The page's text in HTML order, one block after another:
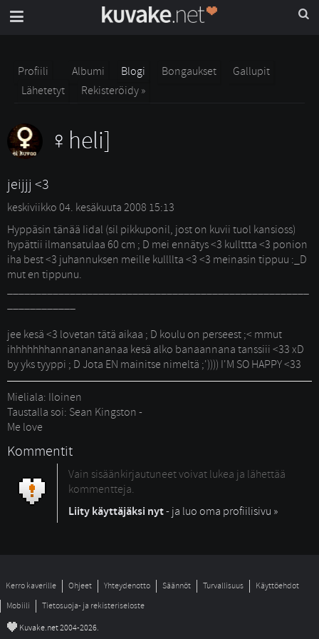
Profiili Albumi Blogi Bongaukset
Gallupit
Lähetetyt
Rekisteröidy »
heli]
jeijjj <3
keskiviikko 04. kesäkuuta 2008 15:13
Hyppäsin tänää Iidal (sil pikkuponil, jost on kuvii tuol kansioss)
hypättii ilmansatulaa 60 cm ; D mei ennätys <3 kullttta <3 ponion
iha best <3 juhannuksen meille kullllta <3 <3 meinasin tippuu :_D
mut en tippunu.
jee kesä <3 lovetan tätä aikaa ; D koulu on perseest ;< mmut
ihhhhhhhannananananaa kesä alko banaannana tanssiii <33 xD
by yks tyyppi ; D Jota EN mainitse nimeltä ;')))) I'M SO HAPPY <33
Mieliala: Iloinen
Taustalla soi: Sean Kingston -
Me love
Kommentit
Vain sisäänkirjautuneet voivat lukea ja lähettää
kommentteja.
Liity käyttäjäksi nyt- ja luo oma profiilisivu »
Kerro kaverille Ohjeet Yhteydenotto Säännöt Turvallisuus
Käyttöehdot
Mobiili
Tietosuoja- ja rekisteriseloste
© Kuvake.net 2004-2026.